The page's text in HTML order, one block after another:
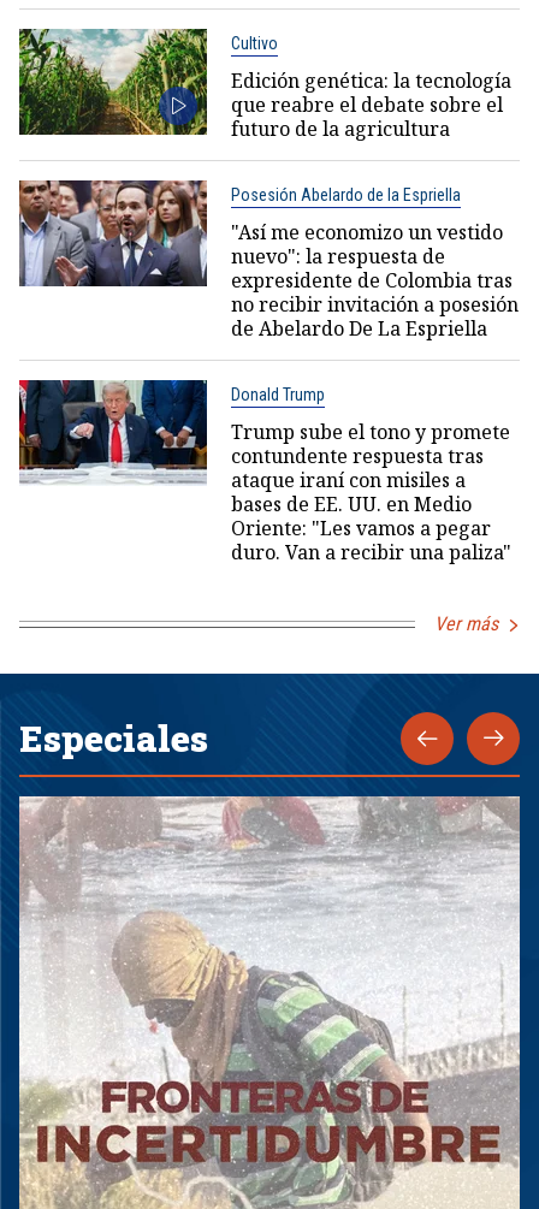
Cultivo
Edición genética: la tecnología
que reabre el debate sobre el
futuro de la agricultura
Posesión Abelardo de la Espriella
"Así me economizo un vestido
nuevo": la respuesta de
expresidente de Colombia tras
no recibir invitación a posesión
de Abelardo De La Espriella
Donald Trump
Trump sube el tono y promete
contundente respuesta tras
ataque iraní con misiles a
bases de EE. UU. en Medio
Oriente: "Les vamos a pegar
duro. Van a recibir una paliza"
Ver más
Especiales